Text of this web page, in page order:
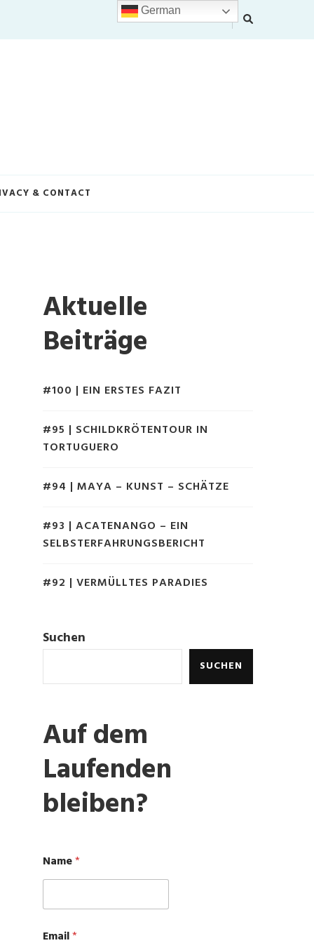
& CONTACT
Aktuelle
Beiträge
#100 | EIN ERSTES FAZIT
#95 | SCHILDKRÖTENTOUR IN
TORTUGUERO
#94 | MAYA – KUNST – SCHÄTZE
#93 | ACATENANGO – EIN
SELBSTERFAHRUNGSBERICHT
#92 | VERMÜLLTES PARADIES
Suchen
SUCHEN
Auf dem
Laufenden
bleiben?
Name*
Email*
German